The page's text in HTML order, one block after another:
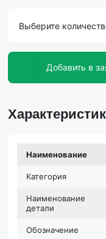
Выберите
Наименование
Категория
Наименование
детали
Обозначение